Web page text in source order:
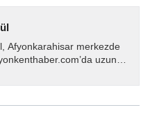
Afyonkarahisar merkezde
uzun